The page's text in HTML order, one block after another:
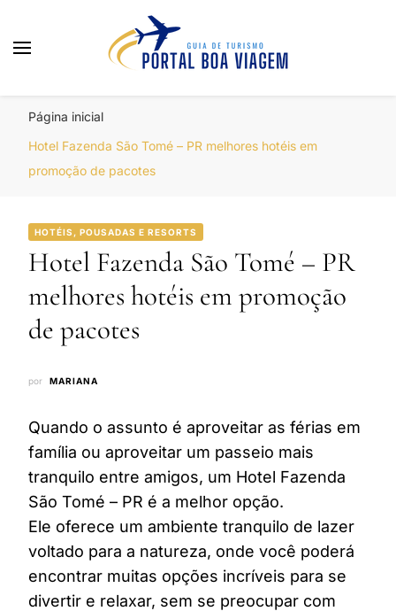
Página inicial
Hotel Fazenda São Tomé – PR melhores hotéis em
promoção de pacotes
HOTÉIS, POUSADAS E RESORTS
Hotel Fazenda São Tomé – PR
melhores hotéis em promoção
de pacotes
por MARIANA
Quando o assunto é aproveitar as férias em
família ou aproveitar um passeio mais
tranquilo entre amigos, um Hotel Fazenda
São Tomé – PR é a melhor opção.
Ele oferece um ambiente tranquilo de lazer
voltado para a natureza, onde você poderá
encontrar muitas opções incríveis para se
divertir e relaxar, sem se preocupar com